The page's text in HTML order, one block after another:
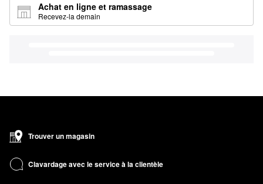
Achat en ligne et ramassage
Recevez-la demain
Trouver un magasin
Clavardage avec le service à la clientèle